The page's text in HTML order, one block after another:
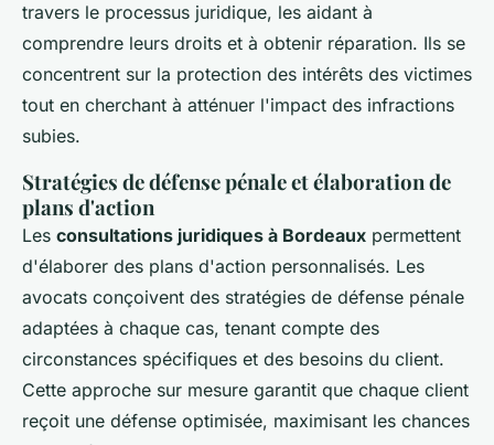
travers le processus juridique, les aidant à
comprendre leurs droits et à obtenir réparation. Ils se
concentrent sur la protection des intérêts des victimes
tout en cherchant à atténuer l'impact des infractions
subies.
Stratégies de défense pénale et élaboration de
plans d'action
Les consultations juridiques à Bordeaux permettent
d'élaborer des plans d'action personnalisés. Les
avocats conçoivent des stratégies de défense pénale
adaptées à chaque cas, tenant compte des
circonstances spécifiques et des besoins du client.
Cette approche sur mesure garantit que chaque client
reçoit une défense optimisée, maximisant les chances